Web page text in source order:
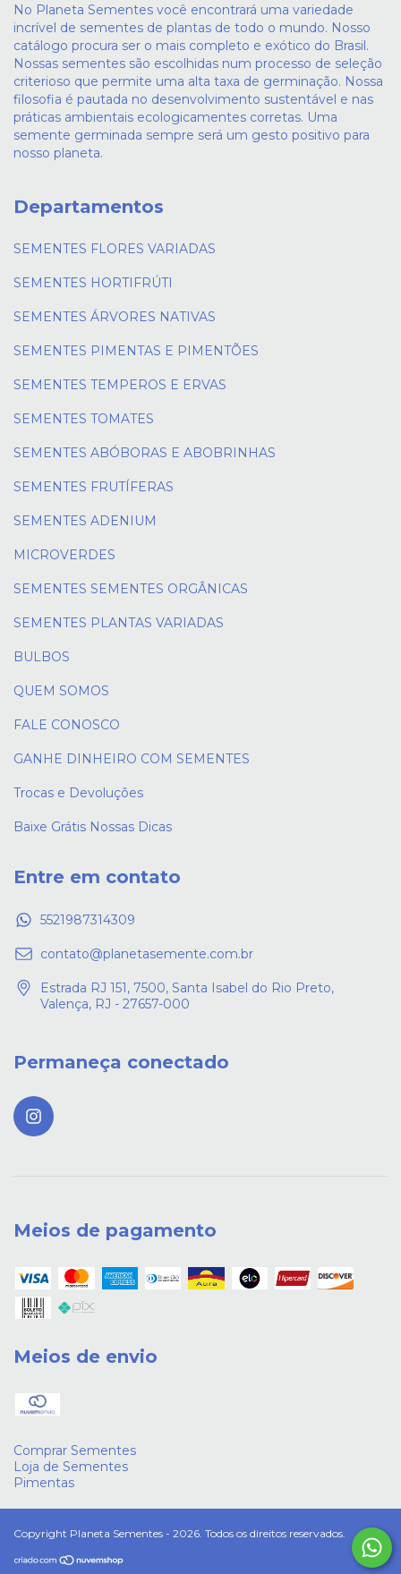
No Planeta Sementes você encontrará uma variedade
incrível de sementes de plantas de todo o mundo. Nosso
catálogo procura ser o mais completo e exótico do Brasil.
Nossas sementes são escolhidas num processo de seleção
criterioso que permite uma alta taxa de germinação. Nossa
filosofia é pautada no desenvolvimento sustentável e nas
práticas ambientais ecologicamentes corretas. Uma
semente germinada sempre será um gesto positivo para
nosso planeta.
Departamentos
SEMENTES FLORES VARIADAS
SEMENTES HORTIFRÚTI
SEMENTES ÁRVORES NATIVAS
SEMENTES PIMENTAS E PIMENTÕES
SEMENTES TEMPEROS E ERVAS
SEMENTES TOMATES
SEMENTES ABÓBORAS E ABOBRINHAS
SEMENTES FRUTÍFERAS
SEMENTES ADENIUM
MICROVERDES
SEMENTES SEMENTES ORGÂNICAS
SEMENTES PLANTAS VARIADAS
BULBOS
QUEM SOMOS
FALE CONOSCO
GANHE DINHEIRO COM SEMENTES
Trocas e Devoluções
Baixe Grátis Nossas Dicas
Entre em contato
5521987314309
contato@planetasemente.com.br
Estrada RJ 151, 7500, Santa Isabel do Rio Preto,
Valença, RJ - 27657-000
Permaneça conectado
Meios de pagamento
Meios de envio
Comprar Sementes
Loja de Sementes
Pimentas
Copyright Planeta Sementes - 2026. Todos os direitos reservados.